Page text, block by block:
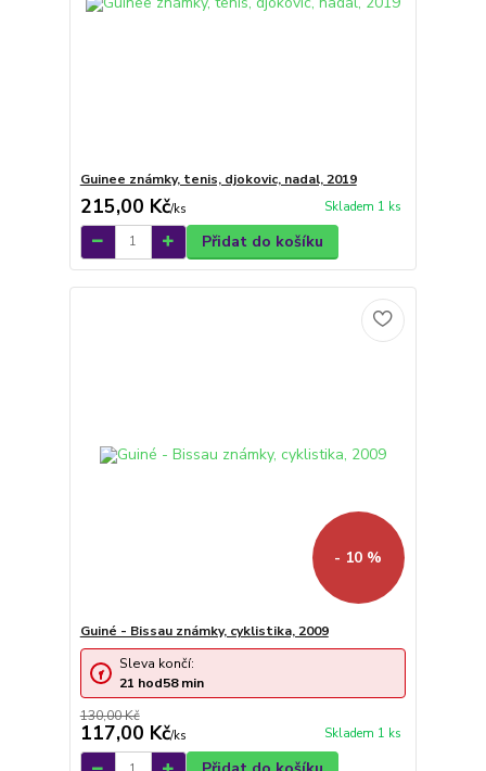
Guinee známky, tenis, djokovic, nadal, 2019
215,00 Kč/ks Skladem 1 ks
Přidat do košíku
- 10 %
Guiné - Bissau známky, cyklistika, 2009
130,00 Kč
117,00 Kč/ks Skladem 1 ks
Sleva končí:
21 hod58min